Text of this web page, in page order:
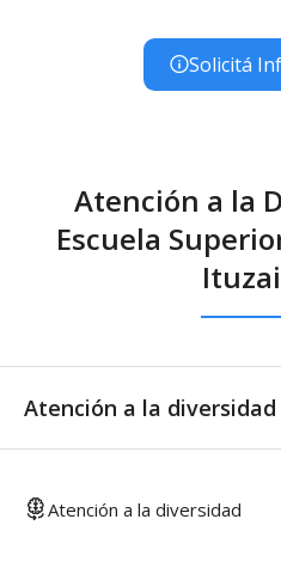
Solicitá
Atención a la
Escuela
Atención a la diversidad
Atención a la diversidad